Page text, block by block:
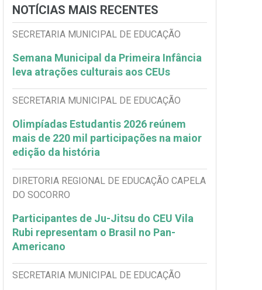
NOTÍCIAS MAIS RECENTES
SECRETARIA MUNICIPAL DE EDUCAÇÃO
Semana Municipal da Primeira Infância
leva atrações culturais aos CEUs
SECRETARIA MUNICIPAL DE EDUCAÇÃO
Olimpíadas Estudantis 2026 reúnem
mais de 220 mil participações na maior
edição da história
DIRETORIA REGIONAL DE EDUCAÇÃO CAPELA
DO SOCORRO
Participantes de Ju-Jitsu do CEU Vila
Rubi representam o Brasil no Pan-
Americano
SECRETARIA MUNICIPAL DE EDUCAÇÃO